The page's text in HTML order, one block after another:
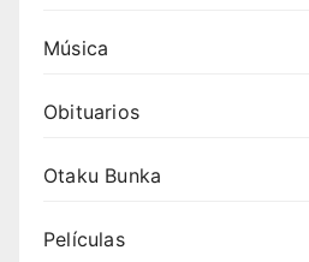
Música
Obituarios
Otaku Bunka
Películas